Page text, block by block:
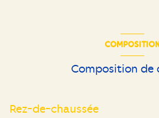
Composition de
Rez-de-chaussée